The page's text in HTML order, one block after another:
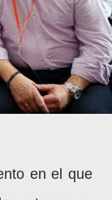
en el que